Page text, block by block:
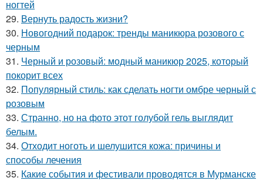
ногтей
29. Вернуть радость жизни?
30. Новогодний подарок: тренды маникюра розового с
черным
31. Черный и розовый: модный маникюр 2025, который
покорит всех
32. Популярный стиль: как сделать ногти омбре черный с
розовым
33. Странно, но на фото этот голубой гель выглядит
белым.
34. Отходит ноготь и шелушится кожа: причины и
способы лечения
35. Какие события и фестивали проводятся в Мурманске